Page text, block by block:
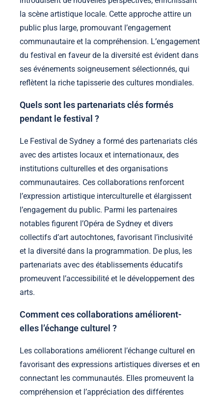
la scène artistique locale. Cette approche attire un
public plus large, promouvant l’engagement
communautaire et la compréhension. L’engagement
du festival en faveur de la diversité est évident dans
ses événements soigneusement sélectionnés, qui
reflètent la riche tapisserie des cultures mondiales.
Quels sont les partenariats clés formés
pendant le festival ?
Le Festival de Sydney a formé des partenariats clés
avec des artistes locaux et internationaux, des
institutions culturelles et des organisations
communautaires. Ces collaborations renforcent
l’expression artistique interculturelle et élargissent
l’engagement du public. Parmi les partenaires
notables figurent l’Opéra de Sydney et divers
collectifs d’art autochtones, favorisant l’inclusivité
et la diversité dans la programmation. De plus, les
partenariats avec des établissements éducatifs
promeuvent l’accessibilité et le développement des
arts.
Comment ces collaborations améliorent-
elles l’échange culturel ?
Les collaborations améliorent l’échange culturel en
favorisant des expressions artistiques diverses et en
connectant les communautés. Elles promeuvent la
compréhension et l’appréciation des différentes